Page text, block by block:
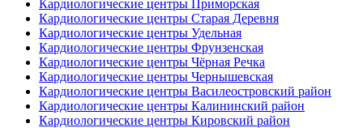
Кардиологические центры Приморская
Кардиологические центры Старая Деревня
Кардиологические центры Удельная
Кардиологические центры Фрунзенская
Кардиологические центры Чёрная Речка
Кардиологические центры Чернышевская
Кардиологические центры Василеостровский район
Кардиологические центры Калининский район
Кардиологические центры Кировский район